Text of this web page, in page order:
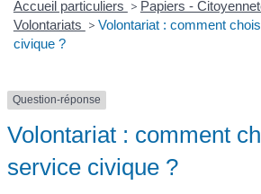
Accueil particuliers > Papiers -
Volontariats > Volontariat : comment
civique ?
Question-réponse
Volontariat : comment
service civique ?